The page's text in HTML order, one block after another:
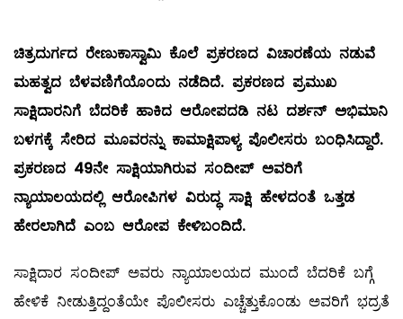
ಚಿತ್ರದುರ್ಗದ ರೇಣುಕಾಸ್ವಾಮಿ ಕೊಲೆ ಪ್ರಕರಣದ ವಿಚಾರಣೆಯ ನಡುವೆ
ಮಹತ್ವದ ಬೆಳವಣಿಗೆಯೊಂದು ನಡೆದಿದೆ. ಪ್ರಕರಣದ ಪ್ರಮುಖ
ಸಾಕ್ಷಿದಾರನಿಗೆ ಬೆದರಿಕೆ ಹಾಕಿದ ಆರೋಪದಡಿ ನಟ ದರ್ಶನ್ ಅಭಿಮಾನಿ
ಬಳಗಕ್ಕೆ ಸೇರಿದ ಮೂವರನ್ನು ಕಾಮಾಕ್ಷಿಪಾಳ್ಯ ಪೊಲೀಸರು ಬಂಧಿಸಿದ್ದಾರೆ.
ಪ್ರಕರಣದ 49ನೇ ಸಾಕ್ಷಿಯಾಗಿರುವ ಸಂದೀಪ್ ಅವರಿಗೆ
ನ್ಯಾಯಾಲಯದಲ್ಲಿ ಆರೋಪಿಗಳ ವಿರುದ್ಧ ಸಾಕ್ಷಿ ಹೇಳದಂತೆ ಒತ್ತಡ
ಹೇರಲಾಗಿದೆ ಎಂಬ ಆರೋಪ ಕೇಳಿಬಂದಿದೆ.
ಸಾಕ್ಷಿದಾರ ಸಂದೀಪ್ ಅವರು ನ್ಯಾಯಾಲಯದ ಮುಂದೆ ಬೆದರಿಕೆ ಬಗ್ಗೆ
ಹೇಳಿಕೆ ನೀಡುತ್ತಿದ್ದಂತೆಯೇ ಪೊಲೀಸರು ಎಚ್ಚೆತ್ತುಕೊಂಡು ಅವರಿಗೆ ಭದ್ರತೆ